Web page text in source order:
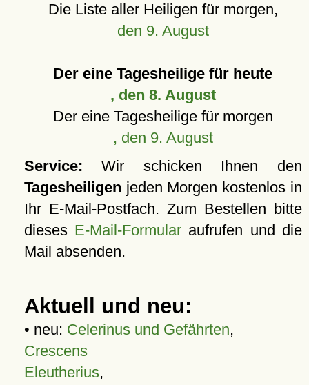
Die Liste aller Heiligen für morgen,
den 9. August
Der eine Tagesheilige für heute
, den 8. August
Der eine Tagesheilige für morgen
, den 9. August
Service: Wir schicken Ihnen den
Tagesheiligen jeden Morgen kostenlos in
Ihr E-Mail-Postfach. Zum Bestellen bitte
dieses E-Mail-Formular aufrufen und die
Mail absenden.
Aktuell und neu:
• neu: Celerinus und Gefährten,
Crescens
Eleutherius,